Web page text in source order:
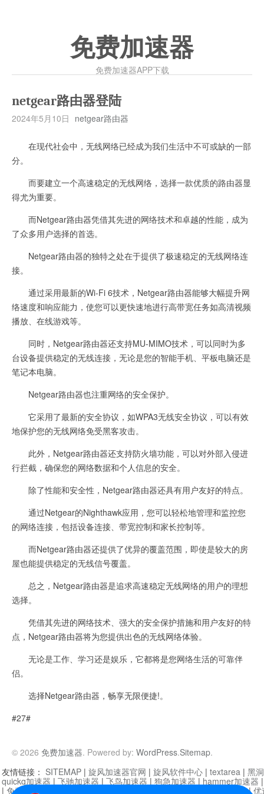
免费加速器
免费加速器APP下载
netgear路由器登陆
2024年5月10日 netgear路由器
在现代社会中，无线网络已经成为我们生活中不可或缺的一部
分。
而要建立一个高速稳定的无线网络，选择一款优质的路由器显
得尤为重要。
而Netgear路由器凭借其先进的网络技术和卓越的性能，成为
了众多用户选择的首选。
Netgear路由器的独特之处在于提供了极速稳定的无线网络连
接。
通过采用最新的Wi-Fi 6技术，Netgear路由器能够大幅提升网
络速度和响应能力，使您可以更快速地进行高带宽任务如高清视频
播放、在线游戏等。
同时，Netgear路由器还支持MU-MIMO技术，可以同时为多
台设备提供稳定的无线连接，无论是您的智能手机、平板电脑还是
笔记本电脑。
Netgear路由器也注重网络的安全保护。
它采用了最新的安全协议，如WPA3无线安全协议，可以有效
地保护您的无线网络免受黑客攻击。
此外，Netgear路由器还支持防火墙功能，可以对外部入侵进
行拦截，确保您的网络数据和个人信息的安全。
除了性能和安全性，Netgear路由器还具有用户友好的特点。
通过Netgear的Nighthawk应用，您可以轻松地管理和监控您
的网络连接，包括设备连接、带宽控制和家长控制等。
而Netgear路由器还提供了优异的覆盖范围，即使是较大的房
屋也能提供稳定的无线信号覆盖。
总之，Netgear路由器是追求高速稳定无线网络的用户的理想
选择。
凭借其先进的网络技术、强大的安全保护措施和用户友好的特
点，Netgear路由器将为您提供出色的无线网络体验。
无论是工作、学习还是娱乐，它都将是您网络生活的可靠伴
侣。
选择Netgear路由器，畅享无限便捷!。
#27#
© 2026 免费加速器. Powered by: WordPress.Sitemap.
友情链接： SITEMAP | 旋风加速器官网 | 旋风软件中心 | textarea | 黑
quickq加速器 | 飞驰加速器 | 飞鸟加速器 | 狗急加速器 | hammer加速器
| 免费vqn加速外网 迷雾通|优